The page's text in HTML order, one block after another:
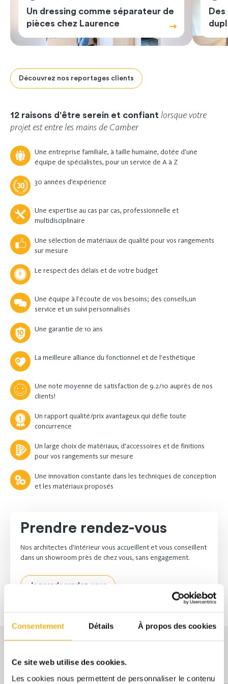
Consentement Détails À propos des cookies
Ce site web utilise des cookies.
Les cookies nous permettent de personnaliser le contenu
Un dressing comme séparateur de
pièces chez Laurence
Previous
Next
Découvrez nos reportages clients
12 raisons d'être serein et confiant lorsque votre
projet est entre les mains de Camber
Une entreprise familiale, à taille humaine, dotée d'une
équipe de spécialistes, pour un service de A à Z
30 années d’expérience
Une expertise au cas par cas, professionnelle et
multidisciplinaire
Une sélection de matériaux de qualité pour vos rangements
sur mesure
Le respect des délais et de votre budget
Une équipe à l’écoute de vos besoins; des conseils,un
service et un suivi personnalisés
Une garantie de 10 ans
La meilleure alliance du fonctionnel et de l'esthétique
Une note moyenne de satisfaction de 9.2/10 auprès de nos
clients!
Un rapport qualité/prix avantageux qui défie toute
concurrence
Un large choix de matériaux, d'accessoires et de finitions
pour vos rangements sur mesure
Une innovation constante dans les techniques de conception
et les matériaux proposés
Prendre rendez-vous
Nos architectes d’intérieur vous accueillent et vous conseillent
dans un showroom près de chez vous, sans engagement.
Je prends rendez-vous
Ce quenos clientsnous disent